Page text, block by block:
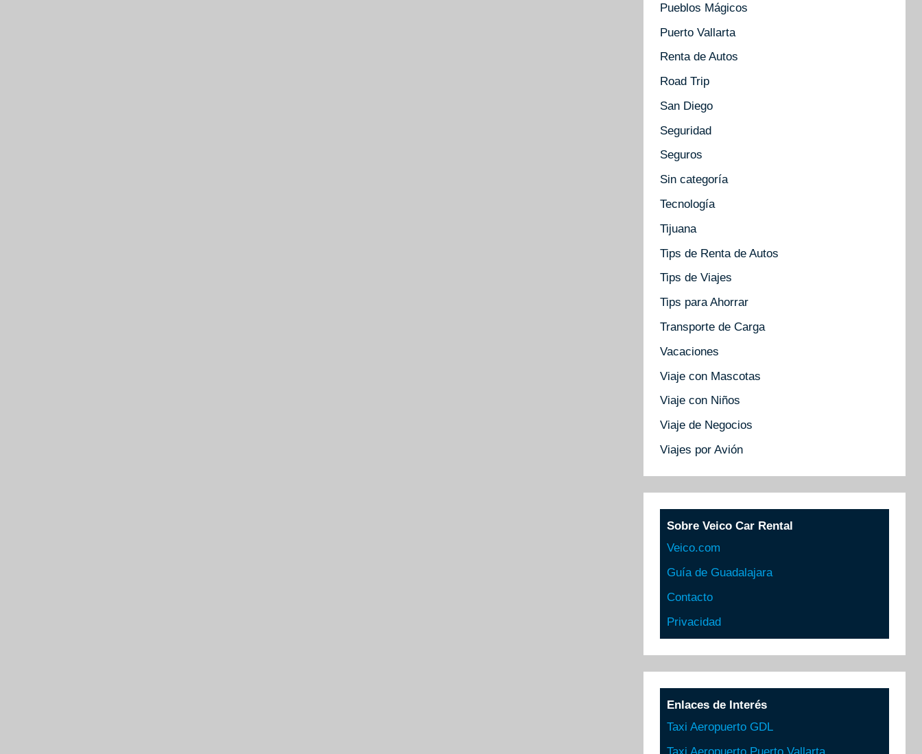
Pueblos Mágicos
Puerto Vallarta
Renta de Autos
Road Trip
San Diego
Seguridad
Seguros
Sin categoría
Tecnología
Tijuana
Tips de Renta de Autos
Tips de Viajes
Tips para Ahorrar
Transporte de Carga
Vacaciones
Viaje con Mascotas
Viaje con Niños
Viaje de Negocios
Viajes por Avión
Sobre Veico Car Rental
Veico.com
Guía de Guadalajara
Contacto
Privacidad
Enlaces de Interés
Taxi Aeropuerto GDL